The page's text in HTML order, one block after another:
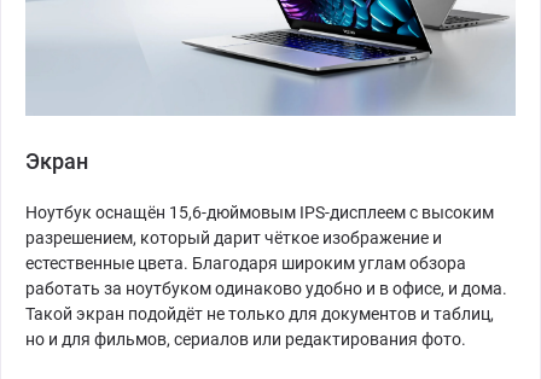
Экран
Ноутбук оснащён 15,6-дюймовым IPS-дисплеем с высоким
разрешением, который дарит чёткое изображение и
естественные цвета. Благодаря широким углам обзора
работать за ноутбуком одинаково удобно и в офисе, и дома.
Такой экран подойдёт не только для документов и таблиц,
но и для фильмов, сериалов или редактирования фото.